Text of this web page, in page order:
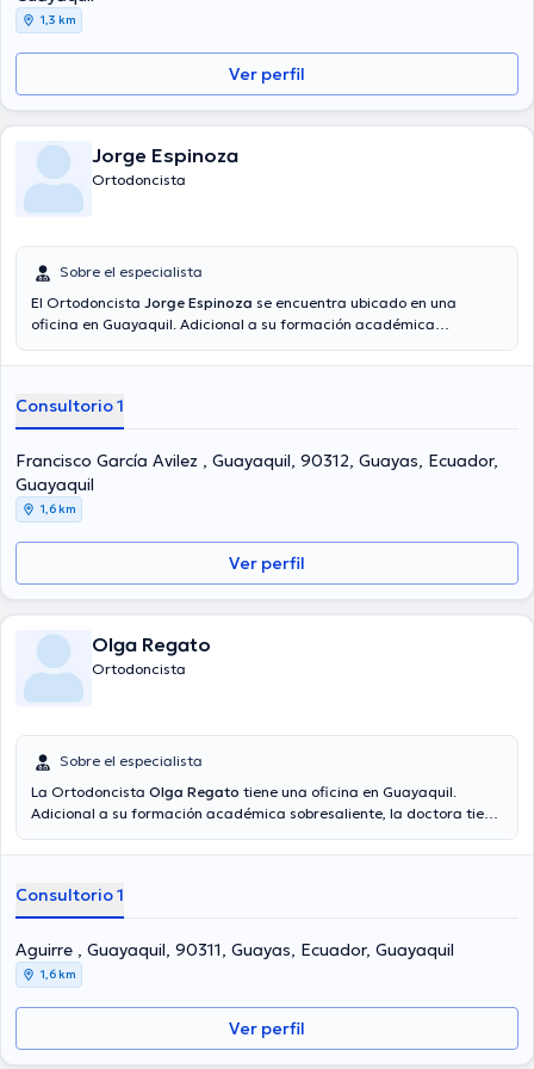
publicaciones.
1,3 km
Ver perfil
Jorge Espinoza
Ortodoncista
Sobre el especialista
El Ortodoncista Jorge Espinoza se encuentra ubicado en una
oficina en Guayaquil. Adicional a su formación académica
especialidad. El médico cuenta con varios años de experiencia
desempeñado como miembro de diversas asociaciones médicas.
Jorge Espinoza ha contribuido en múltiples conferencias con el fin
de tener una formación continua en su campo de especialización y
ha compartido numerosas ediciones.
Consultorio 1
Francisco García Avilez , Guayaquil, 90312, Guayas, Ecuador,
Guayaquil
1,6 km
Ver perfil
Olga Regato
Ortodoncista
Sobre el especialista
La Ortodoncista Olga Regato tiene una oficina en Guayaquil.
Adicional a su formación académica sobresaliente, la doctora tiene
profesional de la salud posee años de experiencia laboral en su
como miembro de diversas asociaciones médicas. Olga Regato ha
formado parte en múltiples conferencias con miras a tener una
formación continua en su temática de especialización y ha
publicado importantes ediciones.
Consultorio 1
Aguirre , Guayaquil, 90311, Guayas, Ecuador, Guayaquil
1,6 km
Ver perfil